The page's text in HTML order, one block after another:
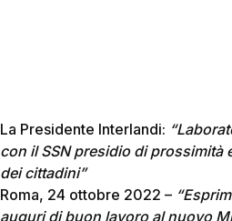
La Presidente Interlandi:
con il SSN presidio di prossimità
dei cittadini”
Roma, 24 ottobre 2022 –
auguri di buon lavoro al nuovo